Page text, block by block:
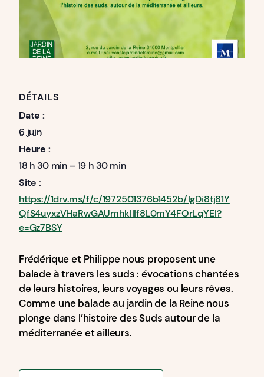
DÉTAILS
Date :
6 juin
Heure :
18 h 30 min – 19 h 30 min
Site :
https://1drv.ms/f/c/1972501376b1452b/IgDi8tj81Y
QfS4uyxzVHaRwGAUmhkIlIf8L0mY4FOrLqYEI?
e=Gz7BSY
Frédérique et Philippe nous proposent une
balade à travers les suds : évocations chantées
de leurs histoires, leurs voyages ou leurs rêves.
Comme une balade au jardin de la Reine nous
plonge dans l’histoire des Suds autour de la
méditerranée et ailleurs.